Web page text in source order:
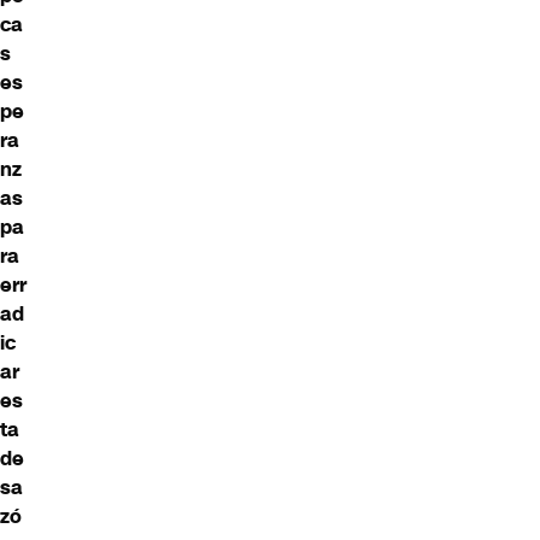
ca
s
es
pe
ra
nz
as
pa
ra
err
ad
ic
ar
es
ta
de
sa
zó